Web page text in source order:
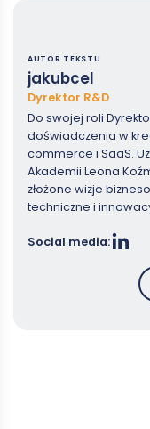
AUTOR TEKSTU
jakubcel
Dyrektor R&D
Do swojej roli
doświadczenia w
commerce i SaaS.
Akademii Leona
złożone wizje
techniczne i
Social media: